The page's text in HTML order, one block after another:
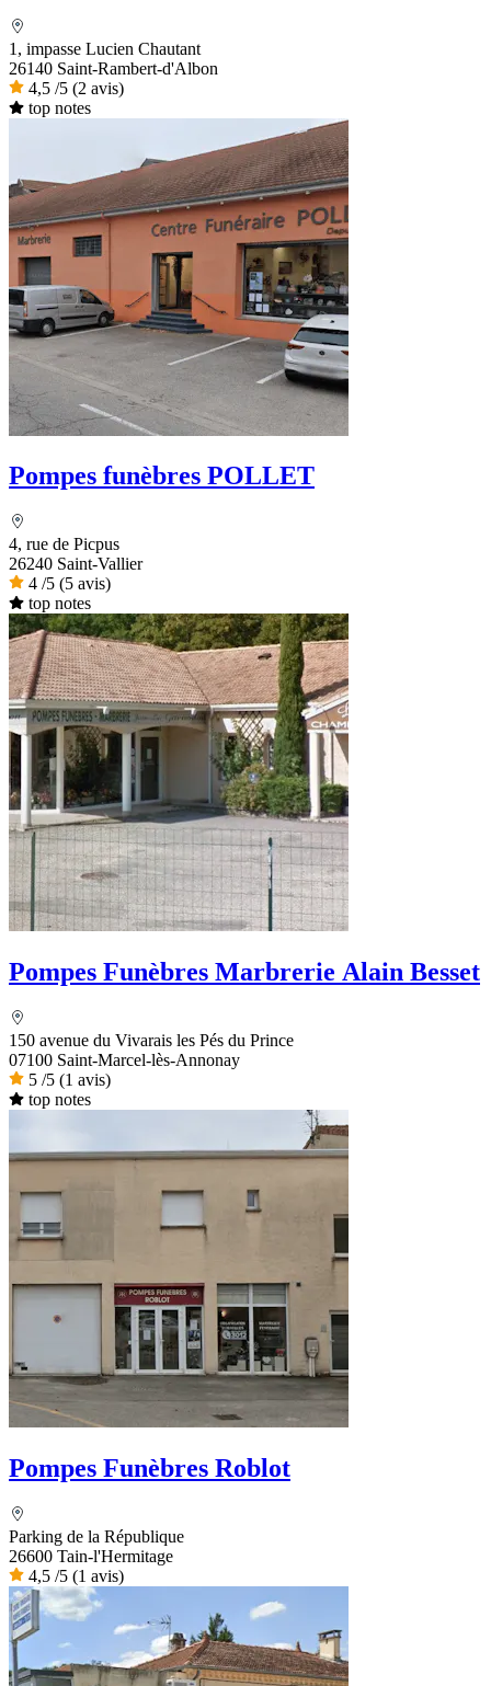
1, impasse Lucien Chautant
26140 Saint-Rambert-d'Albon
4,5 /5 (2 avis)
top notes
Pompes funèbres POLLET
4, rue de Picpus
26240 Saint-Vallier
4 /5 (5 avis)
top notes
Pompes Funèbres Marbrerie Alain Besset
150 avenue du Vivarais les Pés du Prince
07100 Saint-Marcel-lès-Annonay
5 /5 (1 avis)
top notes
Pompes Funèbres Roblot
Parking de la République
26600 Tain-l'Hermitage
4,5 /5 (1 avis)